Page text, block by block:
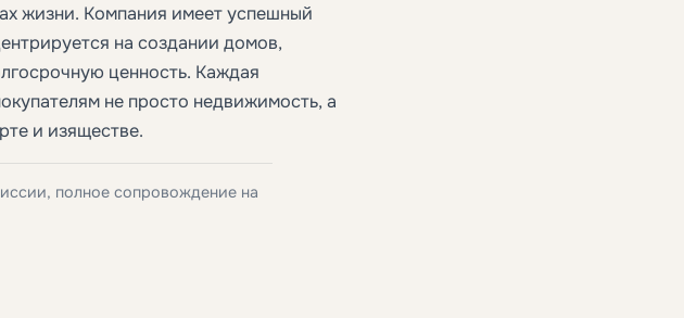
жизни. Компания имеет успешный
на создании домов,
ценность. Каждая
не просто недвижимость, а
и изяществе.
полное сопровождение на